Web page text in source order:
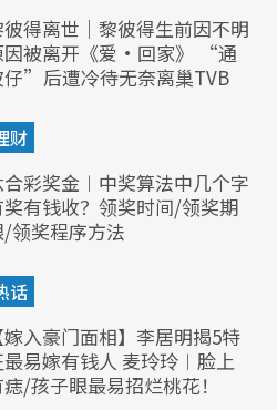
得离世｜黎彼得生前因不明
因被离开《爱·回家》 “通
仔”后遭冷待无奈离巢TVB
财
合彩奖金︱中奖算法中几个字
奖有钱收？领奖时间/领奖期
/领奖程序方法
话
嫁入豪门面相】李居明揭5特
易嫁有钱人 麦玲玲︱脸上
/孩子眼最易招烂桃花！